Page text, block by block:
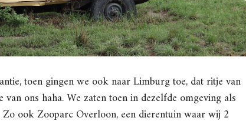
toen gingen we ook naar Limburg toe, dat ritje van
ons haha. We zaten toen in dezelfde omgeving als
ook Zooparc Overloon, een dierentuin waar wij 2